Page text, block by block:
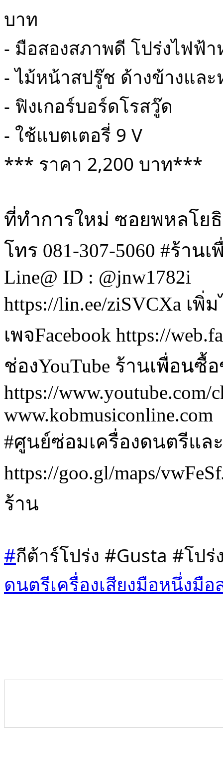
บาท
- มือสองสภาพดี โปร่งไฟฟ้า
- ไม้หน้าสปรู๊ช ด้างข้างและ
- ฟิงเกอร์บอร์ดโรสวู๊ด
- ใช้แบตเตอรี่ 9 V
*** ราคา 2,200 บาท***
ที่ทำการใหม่ ซอยพหลโย
โทร 081-307-5060 #ร้า
Line@ ID : @jnw1782i
https://lin.ee/ziSVCXa เ
เพจFacebook https://
ช่องYouTube ร้านเพื่อนซื้
https://
www.kobmusiconline.com
#ศูนย์ซ่อมเครื่องดนตรีแล
https://goo.gl/maps/
ร้าน
#กีต้าร์โปร่ง #Gusta #โป
ดนตรีเครื่องเสียงมือหนึ่งมือ